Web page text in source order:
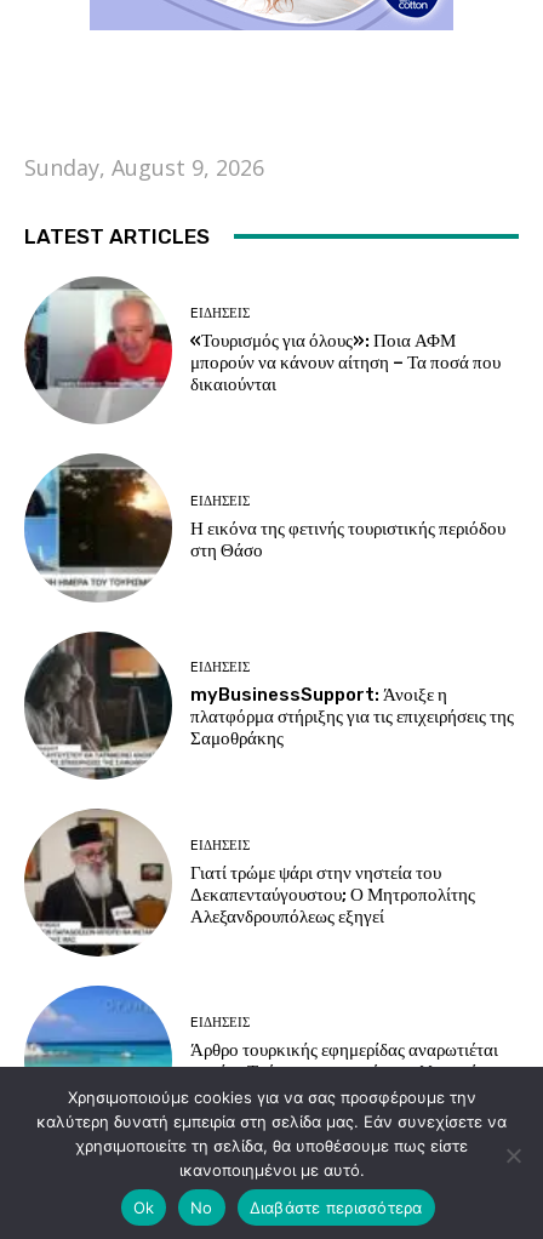
Sunday, August 9, 2026
LATEST ARTICLES
EΙΔΗΣΕΙΣ
«Τουρισμός για όλους»: Ποια ΑΦΜ
μπορούν να κάνουν αίτηση – Τα ποσά που
δικαιούνται
EΙΔΗΣΕΙΣ
Η εικόνα της φετινής τουριστικής περιόδου
στη Θάσο
EΙΔΗΣΕΙΣ
myBusinessSupport: Άνοιξε η
πλατφόρμα στήριξης για τις επιχειρήσεις της
Σαμοθράκης
EΙΔΗΣΕΙΣ
Γιατί τρώμε ψάρι στην νηστεία του
Δεκαπενταύγουστου; Ο Μητροπολίτης
Αλεξανδρουπόλεως εξηγεί
EΙΔΗΣΕΙΣ
Άρθρο τουρκικής εφημερίδας αναρωτιέται
γιατί οι Τούρκοι προτιμούν τα ελληνικά
νησιά για διακοπές
Load more
Χρησιμοποιούμε cookies για να σας προσφέρουμε την
καλύτερη δυνατή εμπειρία στη σελίδα μας. Εάν συνεχίσετε να
χρησιμοποιείτε τη σελίδα, θα υποθέσουμε πως είστε
ικανοποιημένοι με αυτό.
Ok
No Διαβάστε περισσότερα